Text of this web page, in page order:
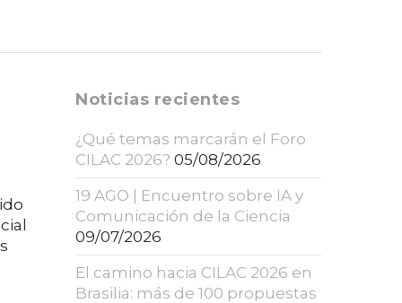
Noticias recientes
¿Qué temas marcarán el Foro
CILAC 2026? 05/08/2026
19 AGO | Encuentro sobre IA y
Comunicación de la Ciencia
09/07/2026
El camino hacia CILAC 2026 en
Brasilia: más de 100 propuestas